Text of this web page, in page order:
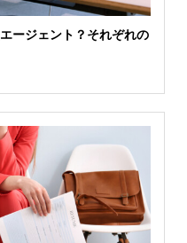
ージェント？それぞれの